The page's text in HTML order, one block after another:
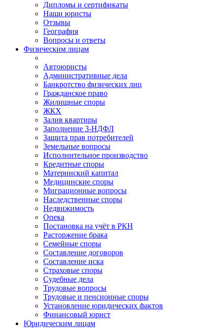
Дипломы и сертификаты
Наши юристы
Отзывы
География
Вопросы и ответы
Физическим лицам
Автоюристы
Административные дела
Банкротство физических лиц
Гражданское право
Жилищные споры
ЖКХ
Залив квартиры
Заполнение 3-НДФЛ
Защита прав потребителей
Земельные вопросы
Исполнительное производство
Кредитные споры
Материнский капитал
Медицинские споры
Миграционные вопросы
Наследственные споры
Недвижимость
Опека
Постановка на учёт в РКН
Расторжение брака
Семейные споры
Составление договоров
Составление иска
Страховые споры
Судебные дела
Трудовые вопросы
Трудовые и пенсионные споры
Установление юридических фактов
Финансовый юрист
Юридическим лицам